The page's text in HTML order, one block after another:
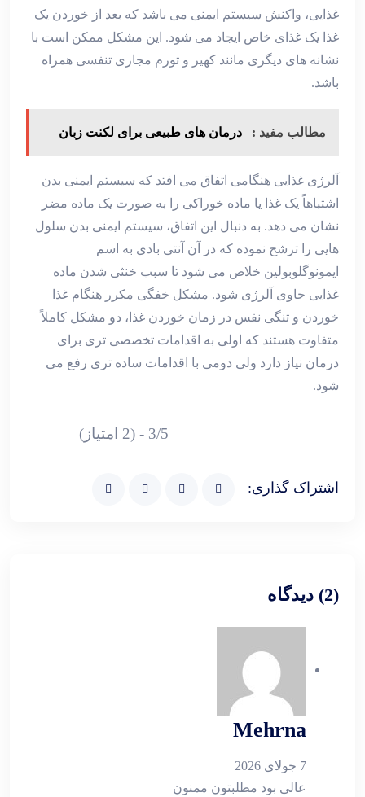
غذایی، واکنش سیستم ایمنی می باشد که بعد از خوردن یک
غذا یک غذای خاص ایجاد می شود. این مشکل ممکن است با
نشانه های دیگری مانند کهیر و تورم مجاری تنفسی همراه
باشد.
مطالب مفید : درمان‌ های طبیعی برای لکنت زبان
آلرژی غذایی هنگامی اتفاق می افتد که سیستم ایمنی بدن
اشتباهاً یک غذا یا ماده خوراکی را به صورت یک ماده مضر
نشان می دهد. به دنبال این اتفاق، سیستم ایمنی بدن سلول
هایی را ترشح نموده که در آن آنتی بادی به اسم
ایمونوگلوبولین خلاص می شود تا سبب خنثی شدن ماده
غذایی حاوی آلرژی شود. مشکل خفگی مکرر هنگام غذا
خوردن و تنگی نفس در زمان خوردن غذا، دو مشکل کاملاً
متفاوت هستند که اولی به اقدامات تخصصی تری برای
درمان نیاز دارد ولی دومی با اقدامات ساده تری رفع می
شود.
3/5 - (2 امتیاز)
اشتراک گذاری:
(2) دیدگاه
Mehrna
7 جولای 2026
عالی بود مطلبتون ممنون